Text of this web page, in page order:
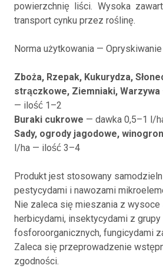
powierzchnię liści. Wysoka
transport cynku przez roślinę.
Norma użytkowania —
Zboża, Rzepak, Kukurydza,
strączkowe, Ziemniaki, Warzywa
— ilość 1–2
Buraki cukrowe — dawka 0,5–1 l/
Sady, ogrody jagodowe,
l/ha — ilość 3–4
Produkt jest stosowany
pestycydami i nawozami
Nie zaleca się mieszania z
herbicydami, insektycydami z grupy
fosforoorganicznych, fungicydami
Zaleca się przeprowadzenie
zgodności.